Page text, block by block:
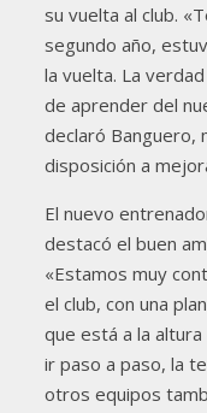
su vuelta al club.
segundo año,
la vuelta. La
de aprender del
declaró Banguero,
disposición a
El nuevo
destacó el buen
«Estamos muy
el club, con una
que está a la
ir paso a paso, la
otros equipos